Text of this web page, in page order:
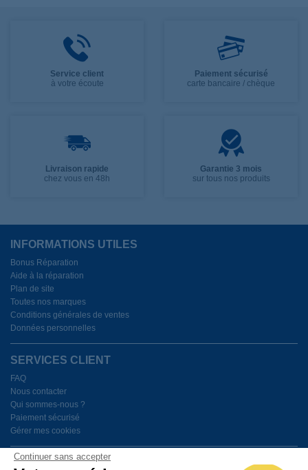
Continuer sans accepter
Service client
à votre écoute
Paiement sécurisé
carte bancaire / chèque
Livraison rapide
chez vous en 48h
Garantie 3 mois
sur tous nos produits
INFORMATIONS UTILES
Bonus Réparation
Aide à la réparation
Plan de site
Toutes nos marques
Conditions générales de ventes
Données personnelles
SERVICES CLIENT
FAQ
Nous contacter
Qui sommes-nous ?
Paiement sécurisé
Gérer mes cookies
BESOIN D'AIDE ?